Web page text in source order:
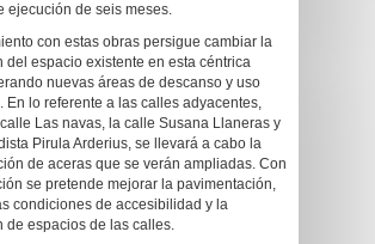
ejecución de seis meses.
con estas obras persigue cambiar la
del espacio existente en esta céntrica
nuevas áreas de descanso y uso
En lo referente a las calles adyacentes,
Las navas, la calle Susana Llaneras y
Pirula Arderius, se llevará a cabo la
de aceras que se verán ampliadas. Con
se pretende mejorar la pavimentación,
condiciones de accesibilidad y la
de espacios de las calles.